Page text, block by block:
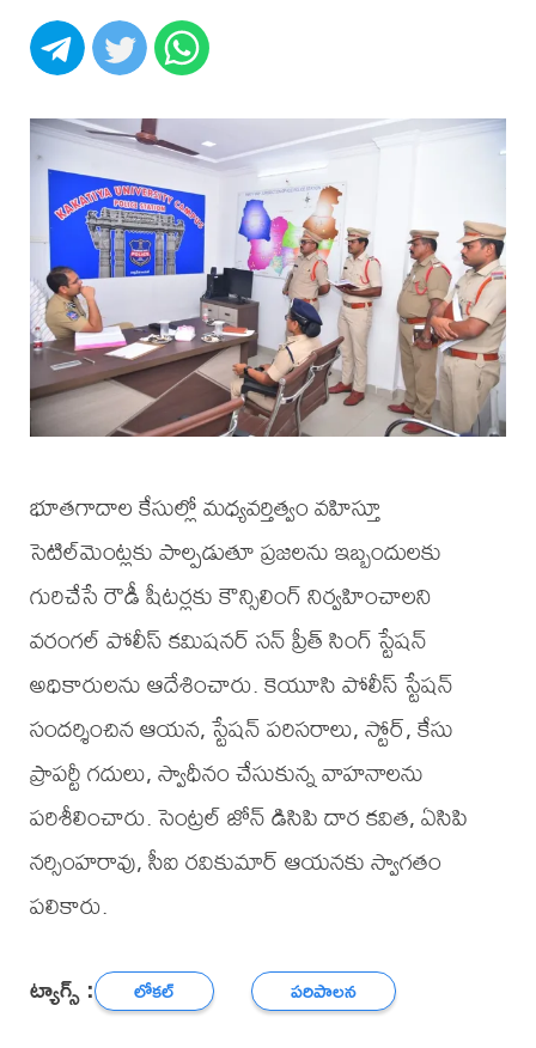
భూతగాదాల కేసుల్లో మధ్యవర్తిత్వం వహిస్తూ
సెటిల్‌మెంట్లకు పాల్పడుతూ ప్రజలను ఇబ్బందులకు
గురిచేసే రౌడీ షీటర్లకు కౌన్సిలింగ్ నిర్వహించాలని
వరంగల్ పోలీస్ కమిషనర్ సన్ ప్రీత్ సింగ్ స్టేషన్
అధికారులను ఆదేశించారు. కెయూసి పోలీస్ స్టేషన్
సందర్శించిన ఆయన, స్టేషన్ పరిసరాలు, స్టోర్, కేసు
ప్రాపర్టీ గదులు, స్వాధీనం చేసుకున్న వాహనాలను
పరిశీలించారు. సెంట్రల్ జోన్ డిసిపి దార కవిత, ఏసిపి
నర్సింహరావు, సీఐ రవికుమార్ ఆయనకు స్వాగతం
పలికారు.
ట్యాగ్స్ : లోకల్ పరిపాలన